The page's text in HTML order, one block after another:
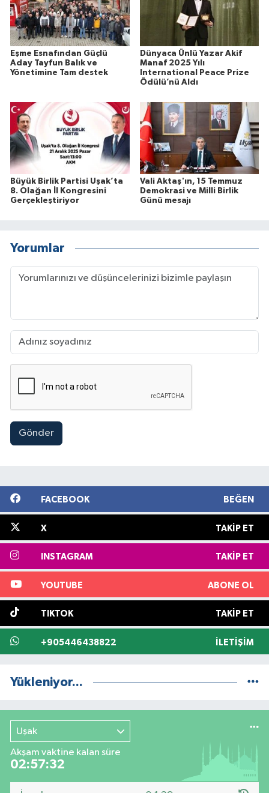
Eşme Esnafından Güçlü
Aday Tayfun Balık ve
Yönetimine Tam destek
Dünyaca Ünlü Yazar Akif
Manaf 2025 Yılı
International Peace Prize
Ödülü’nü Aldı
Büyük Birlik Partisi Uşak’ta
8. Olağan İl Kongresini
Gerçekleştiriyor
Vali Aktaş'ın, 15 Temmuz
Demokrasi ve Milli Birlik
Günü mesajı
Yorumlar
Gönder
FACEBOOK BEĞEN
X TAKIP ET
INSTAGRAM TAKIP ET
YOUTUBE ABONE OL
TIKTOK TAKIP ET
+905446438822 İLETIŞIM
Yükleniyor...
Uşak
Akşam vaktine kalan süre
02:57:32